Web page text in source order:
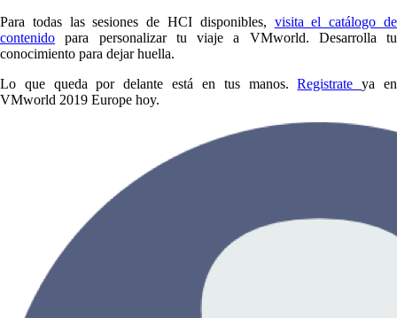
Para todas las sesiones de HCI disponibles, visita el catálogo de
contenido para personalizar tu viaje a VMworld. Desarrolla tu
conocimiento para dejar huella.
Lo que queda por delante está en tus manos.Registrateya en
VMworld 2019 Europe hoy.